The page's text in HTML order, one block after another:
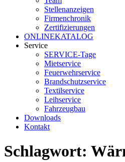
Stellenanzeigen
Firmenchronik
Zertifizierungen
ONLINEKATALOG
Service
SERVICE-Tage
Mietservice
Feuerwehrservice
Brandschutzservice
Textilservice
Leihservice
Fahrzeugbau
Downloads
Kontakt
Schlagwort: